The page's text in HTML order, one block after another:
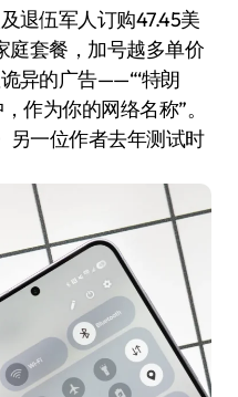
退伍军人订购47.45美
庭套餐，加号越多单价
异的广告——“‘特朗
作为你的网络名称”。
另一位作者去年测试时